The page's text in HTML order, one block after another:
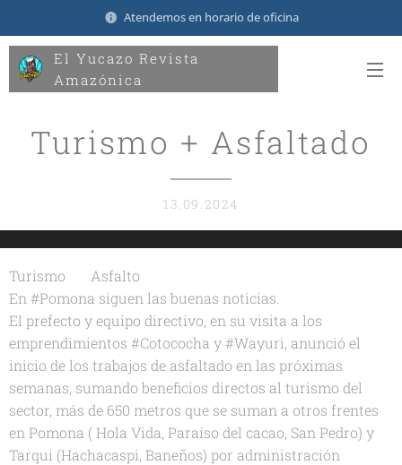
Atendemos en horario de oficina
El Yucazo Revista
Amazónica
Turismo + Asfaltado
13.09.2024
Turismo ➕ Asfalto 🚜💨🤝✅
En #Pomona siguen las buenas noticias.
El prefecto y equipo directivo, en su visita a los
emprendimientos #Cotococha y #Wayuri, anunció el
inicio de los trabajos de asfaltado en las próximas
semanas, sumando beneficios directos al turismo del
sector, más de 650 metros que se suman a otros frentes
en Pomona ( Hola Vida, Paraíso del cacao, San Pedro) y
Tarqui (Hachacaspi, Baneños) por administración